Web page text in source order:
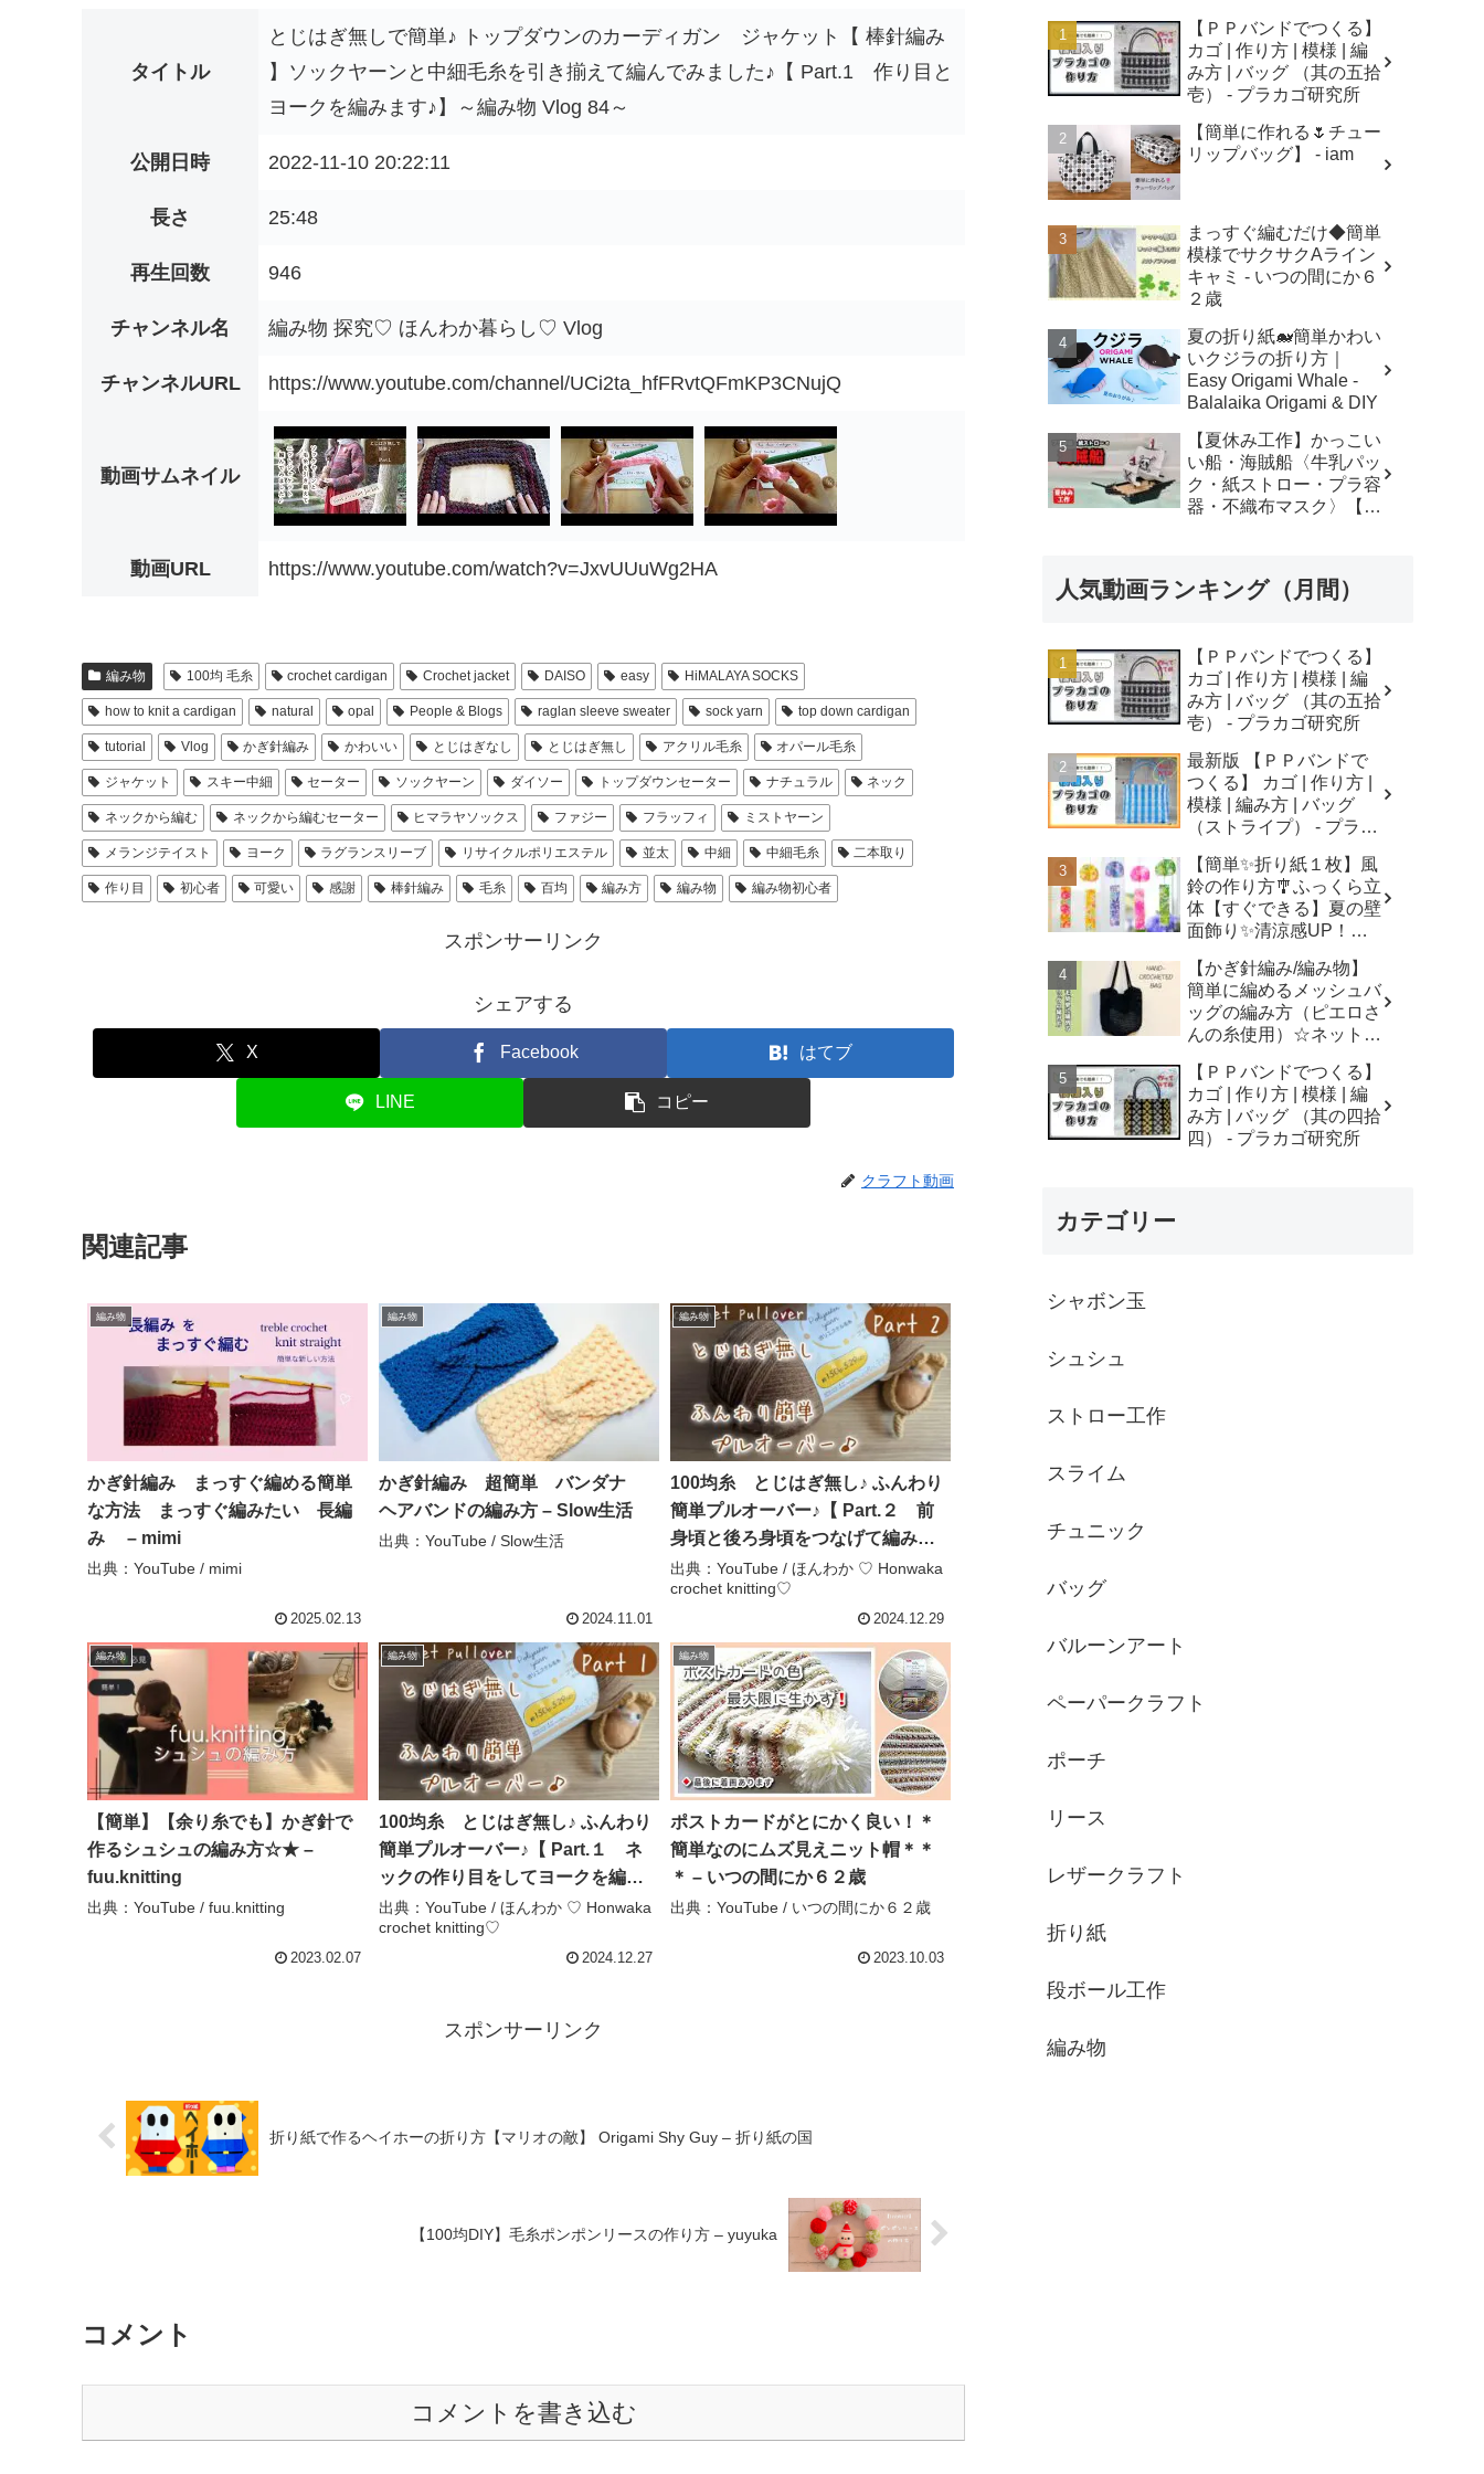
タイトル
とじはぎ無しで簡単♪ トップダウンのカーディガン ジャケット【 棒針編み
】ソックヤーンと中細毛糸を引き揃えて編んでみました♪【 Part.1 作り目と
ヨークを編みます♪】～編み物 Vlog 84～
公開日時 2022-11-10 20:22:11
長さ 25:48
再生回数 946
チャンネル名 編み物 探究♡ ほんわか暮らし♡ Vlog
チャンネルURL https://www.youtube.com/channel/UCi2ta_hfFRvtQFmKP3CNujQ
動画サムネイル
動画URL https://www.youtube.com/watch?v=JxvUUuWg2HA
編み物 100均 毛糸 crochet cardigan Crochet jacket DAISO easy HiMALAYA SOCKS
how to knit a cardigan natural opal People & Blogs raglan sleeve sweater sock yarn top down cardigan
tutorial Vlog かぎ針編み かわいい とじはぎなし とじはぎ無し アクリル毛糸 オパール毛糸
ジャケット スキー中細 セーター ソックヤーン ダイソー トップダウンセーター ナチュラル ネック
ネックから編む ネックから編むセーター ヒマラヤソックス ファジー フラッフィ ミストヤーン
メランジテイスト ヨーク ラグランスリーブ リサイクルポリエステル 並太 中細 中細毛糸 二本取り
作り目 初心者 可愛い 感謝 棒針編み 毛糸 百均 編み方 編み物 編み物初心者
スポンサーリンク
シェアする
X Facebook はてブ
LINE コピー
クラフト動画
関連記事
編み物
かぎ針編み まっすぐ編める簡単
な方法 まっすぐ編みたい 長編
み – mimi
出典：YouTube / mimi
2025.02.13
編み物
かぎ針編み 超簡単 バンダナ
ヘアバンドの編み方 – Slow生活
出典：YouTube / Slow生活
2024.11.01
編み物
100均糸 とじはぎ無し♪ ふんわり
簡単プルオーバー♪【 Part.２ 前
身頃と後ろ身頃をつなげて編みま
す♪】【 かぎ針編み】 crochet
pullover ～編み物 Vlog 253 – ほ
んわか ♡ Honwaka crochet
knitting♡
出典：YouTube / ほんわか ♡ Honwaka
crochet knitting♡
2024.12.29
編み物
【簡単】【余り糸でも】かぎ針で
作るシュシュの編み方☆★ –
fuu.knitting
出典：YouTube / fuu.knitting
2023.02.07
編み物
100均糸 とじはぎ無し♪ ふんわり
簡単プルオーバー♪【 Part.１ ネ
ックの作り目をしてヨークを編み
ます♪】【 かぎ針編み】 crochet
pullover ～編み物 Vlog 252 – ほ
んわか ♡ Honwaka crochet
出典：YouTube / ほんわか ♡ Honwaka
crochet knitting♡
2024.12.27
編み物
ポストカードがとにかく良い！＊
簡単なのにムズ見えニット帽＊＊
＊ – いつの間にか６２歳
出典：YouTube / いつの間にか６２歳
2023.10.03
スポンサーリンク
折り紙で作るヘイホーの折り方【マリオの敵】 Origami Shy Guy – 折り紙の国
【100均DIY】毛糸ポンポンリースの作り方 – yuyuka
コメント
コメントを書き込む
【ＰＰバンドでつくる】
カゴ | 作り方 | 模様 | 編
み方 | バッグ （其の五拾
壱） - プラカゴ研究所
【簡単に作れる🌷チュー
リップバッグ】 - iam
まっすぐ編むだけ◆簡単
模様でサクサクAライン
キャミ - いつの間にか６
２歳
夏の折り紙🐋簡単かわい
いクジラの折り方｜
Easy Origami Whale -
Balalaika Origami & DIY
【夏休み工作】かっこい
い船・海賊船〈牛乳パッ
ク・紙ストロー・プラ容
器・不織布マスク〉【自
人気動画ランキング（月間）
【ＰＰバンドでつくる】
カゴ | 作り方 | 模様 | 編
み方 | バッグ （其の五拾
壱） - プラカゴ研究所
最新版 【ＰＰバンドで
つくる】 カゴ | 作り方 |
模様 | 編み方 | バッグ
（ストライプ） - プラカ
【簡単✨折り紙１枚】風
鈴の作り方🎐ふっくら立
体【すぐできる】夏の壁
面飾り✨清涼感UP！無
Origami Wind Chimes -
はなみこと
【かぎ針編み/編み物】
簡単に編めるメッシュバ
ッグの編み方（ピエロさ
んの糸使用）☆ネットバ
mesh bag/tutorial - そろ
そろはじめよう
☆crochet
【ＰＰバンドでつくる】
カゴ | 作り方 | 模様 | 編
み方 | バッグ （其の四拾
四） - プラカゴ研究所
カテゴリー
シャボン玉
シュシュ
ストロー工作
スライム
チュニック
バッグ
バルーンアート
ペーパークラフト
ポーチ
リース
レザークラフト
折り紙
段ボール工作
編み物